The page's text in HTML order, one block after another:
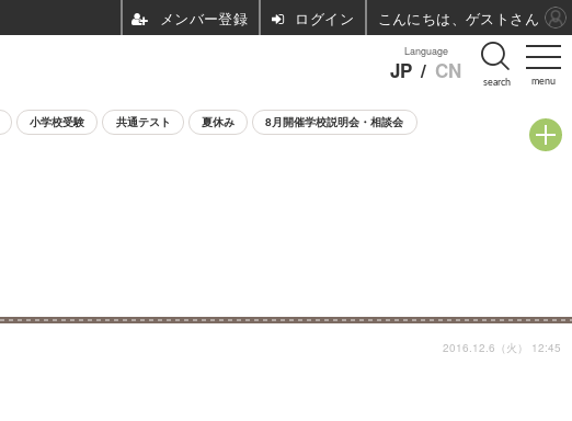
menu
Language
JP / CN search
小学校受験 共通テスト 夏休み 8月開催学校説明会・相談会
2016.12.6（火） 12:45
ログイン こんにちは、ゲストさん